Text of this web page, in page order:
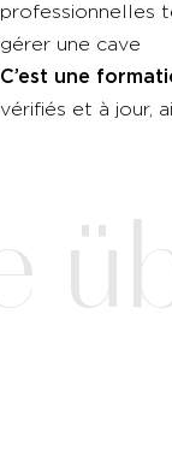
professionnelles
gérer une cave
C’est une
vérifiés et à jour,